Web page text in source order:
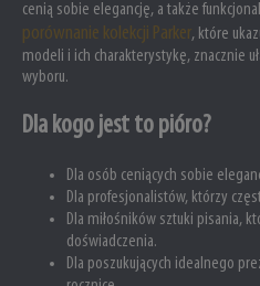
cenią sobie elegancję, a także
porównanie kolekcji Parker, które
modeli i ich charakterystykę, znacznie
wyboru.
Dla kogo jest to pióro?
Dla osób ceniących sobie
Dla profesjonalistów, którzy
Dla miłośników sztuki pisania,
doświadczenia.
Dla poszukujących idealnego